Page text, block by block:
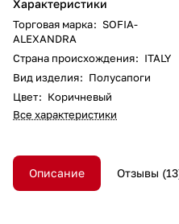
Характеристики
Торговая марка: SOFIA-
ALEXANDRA
Страна происхождения: ITALY
Вид изделия: Полусапоги
Цвет: Коричневый
Все характеристики
Описание Отзывы 13